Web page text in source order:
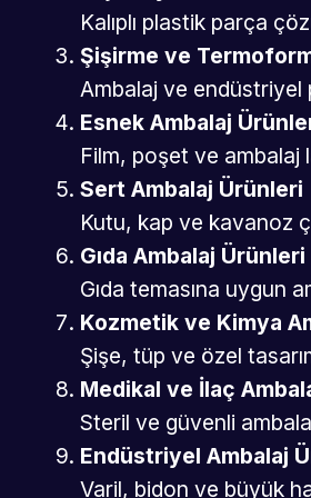
Kalıplı plastik parça
Şişirme ve
Ambalaj ve endüstriyel
Esnek Ambalaj
Film, poşet ve
Sert Ambalaj Ürünleri
Kutu, kap ve kavanoz
Gıda Ambalaj Ürünleri
Gıda temasına uygun
Kozmetik ve Kimya
Şişe, tüp ve özel
Medikal ve İlaç
Steril ve güvenli
Endüstriyel Ambalaj
Varil, bidon ve büyük